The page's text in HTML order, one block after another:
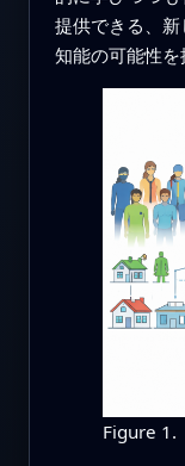
提供できる、
知能の可能性を
Figure 1.